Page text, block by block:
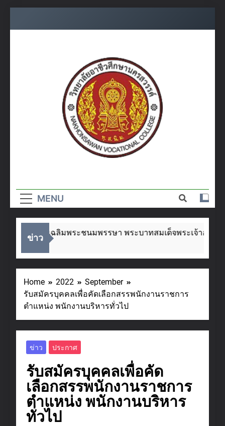
อาชีวศึกษา
นครสวรรค์
MENU
ข่าว
อกาสวันเฉลิมพระชนมพรรษา พระบาทสมเด็จพระเจ้าอยู่หัว ๒
Home 2022
September
รับสมัครบุคคลเพื่อคัดเลือกสรรพนักงานราชการ
ตำแหน่ง พนักงานบริหารทั่วไป
ข่าว ประกาศ
รับสมัครบุคคลเพื่อคัด
เลือกสรรพนักงานราชการ
ตำแหน่ง พนักงานบริหาร
ทั่วไป